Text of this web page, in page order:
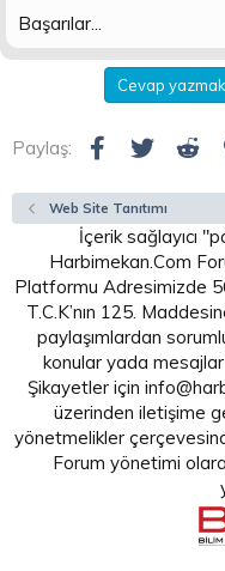
Başarılar...
Cevap
Paylaş: Facebook
Twitter
Web Site Tanıtımı
İçerik sağlayıcı
Harbimekan.Com
Platformu Adresimizde
T.C.K’nın 125.
paylaşımlardan
konular yada mesajlar
Şikayetler için
üzerinden iletişime
yönetmelikler
Forum yönetimi